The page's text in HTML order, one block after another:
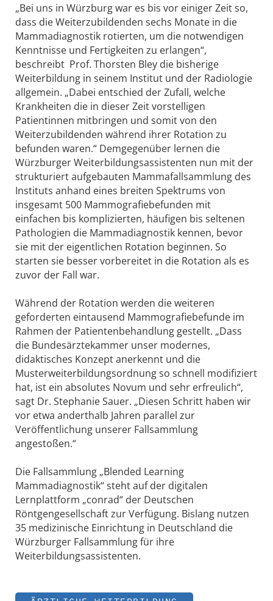
„Bei uns in Würzburg war es bis vor einiger Zeit so,
dass die Weiterzubildenden sechs Monate in die
Mammadiagnostik rotierten, um die notwendigen
Kenntnisse und Fertigkeiten zu erlangen“,
beschreibt Prof. Thorsten Bley die bisherige
Weiterbildung in seinem Institut und der Radiologie
allgemein. „Dabei entschied der Zufall, welche
Krankheiten die in dieser Zeit vorstelligen
Patientinnen mitbringen und somit von den
Weiterzubildenden während ihrer Rotation zu
befunden waren.“ Demgegenüber lernen die
Würzburger Weiterbildungsassistenten nun mit der
strukturiert aufgebauten Mammafallsammlung des
Instituts anhand eines breiten Spektrums von
insgesamt 500 Mammografiebefunden mit
einfachen bis komplizierten, häufigen bis seltenen
Pathologien die Mammadiagnostik kennen, bevor
sie mit der eigentlichen Rotation beginnen. So
starten sie besser vorbereitet in die Rotation als es
zuvor der Fall war.
Während der Rotation werden die weiteren
geforderten eintausend Mammografiebefunde im
Rahmen der Patientenbehandlung gestellt. „Dass
die Bundesärztekammer unser modernes,
didaktisches Konzept anerkennt und die
Musterweiterbildungsordnung so schnell modifiziert
hat, ist ein absolutes Novum und sehr erfreulich“,
sagt Dr. Stephanie Sauer. „Diesen Schritt haben wir
vor etwa anderthalb Jahren parallel zur
Veröffentlichung unserer Fallsammlung
angestoßen.“
Die Fallsammlung „Blended Learning
Mammadiagnostik“ steht auf der digitalen
Lernplattform „conrad“ der Deutschen
Röntgengesellschaft zur Verfügung. Bislang nutzen
35 medizinische Einrichtung in Deutschland die
Würzburger Fallsammlung für ihre
Weiterbildungsassistenten.